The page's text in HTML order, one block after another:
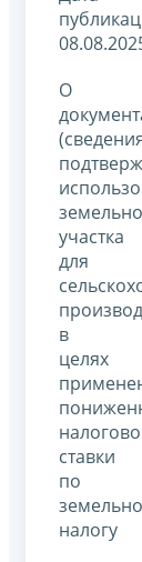
О
участка
для
в
целях
ставки
по
налогу